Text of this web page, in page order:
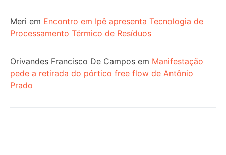
Meri em Encontro em Ipê apresenta Tecnologia de
Processamento Térmico de Resíduos
Orivandes Francisco De Campos em Manifestação
pede a retirada do pórtico free flow de Antônio
Prado